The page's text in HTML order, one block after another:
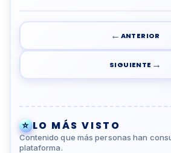
← ANTERIOR
SIGUIENTE →
⭐LO MÁS VISTO
Contenido que más personas han
plataforma.